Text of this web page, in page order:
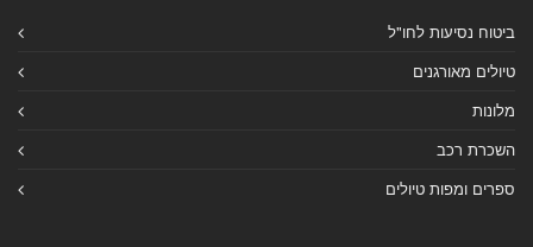
ביטוח נסיעות לחו"ל
טיולים מאורגנים
מלונות
השכרת רכב
ספרים ומפות טיולים